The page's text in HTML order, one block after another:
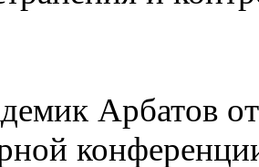
Арбатов